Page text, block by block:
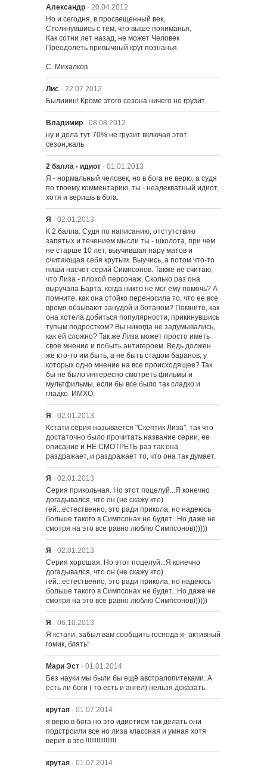
Александр · 20.04.2012
Но и сегодня, в просвещенный век,
Столкнувшись с тем, что выше пониманья,
Как сотни лет назад, не может Человек
Преодолеть привычный круг познанья.
С. Михалков
Лис · 22.07.2012
Былииин! Кроме этого сезона ничего не грузит.
Владимир · 08.08.2012
ну и дела тут 70% не грузит включая этот
сезон,жаль
2 балла - идиот · 01.01.2013
Я - нормальный человек, но в бога не верю, а судя
по твоему комментарию, ты - неадекватный идиот,
хотя и веришь в бога.
Я · 02.01.2013
К 2 балла. Судя по написанию, отстутствию
запятых и течением мысли ты - школота, при чем
не старше 10 лет, выучившая пару матов и
считающая себя крутым. Выучись, а потом что-то
пиши насчет серий Симпсонов. Также не считаю,
что Лиза - плохой персонаж. Сколько раз она
выручала Барта, когда никто не мог ему помочь? А
помните, как она стойко переносила то, что ее все
время обзывают занудой и ботаном? Помните, как
она хотела добиться популярности, прикинувшись
тупым подростком? Вы никогда не задумывались,
как ей сложно? Так же Лиза может просто иметь
свое мнение и побыть антигероем. Ведь должен
же кто-то им быть, а не быть стадом баранов, у
которых одно мнение на все происходящее? Так
бы не было интересно смотреть фильмы и
мультфильмы, если бы все было так сладко и
гладко. ИМХО.
Я · 02.01.2013
Кстати серия называется "Скептик Лиза", так что
достаточно было прочитать название серии, ее
описание и НЕ СМОТРЕТЬ раз так она
раздражает, и раздражает то, что она так думает.
Я · 02.01.2013
Серия прикольная. Но этот поцелуй...Я конечно
догадывался, что он (не скажу кто)
гей...естественно, это ради прикола, но надеюсь
больше такого в Симпсонах не будет...Но даже не
смотря на это все равно люблю Симпсонов))))))
Я · 02.01.2013
Серия хорошая. Но этот поцелуй...Я конечно
догадывался, что он (не скажу кто)
гей...естественно, это ради прикола, но надеюсь
больше такого в Симпсонах не будет...Но даже не
смотря на это все равно люблю Симпсонов))))))
Я · 06.10.2013
Я кстати, забыл вам сообщить господа я- активный
гомик, блять!
Мари Эст · 01.01.2014
Без науки мы были бы ещё австралопитеками. А
есть ли боги ( то есть и ангел) нельзя доказать.
крутая · 01.07.2014
я верю в бога но это идиотисм так делать они
подстроили все но лиза классная и умная хотя
верит в это !!!!!!!!!!!!!!!!!
крутая · 01.07.2014